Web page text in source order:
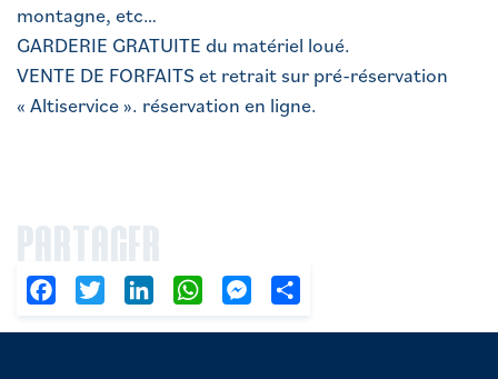
montagne, etc…
GARDERIE GRATUITE du matériel loué.
VENTE DE FORFAITS et retrait sur pré-réservation
« Altiservice ». réservation en ligne.
PARTAGER
FacebookTwitter LinkedIn WhatsAppMessenger